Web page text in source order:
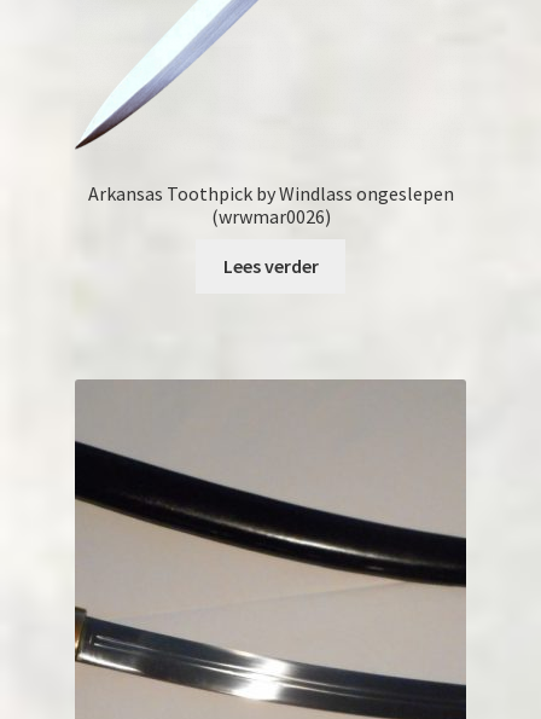
Arkansas Toothpick by Windlass ongeslepen
(wrwmar0026)
Lees verder